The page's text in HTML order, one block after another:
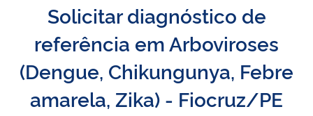
Solicitar diagnóstico de
referência em Arboviroses
(Dengue, Chikungunya, Febre
amarela, Zika) - Fiocruz/PE